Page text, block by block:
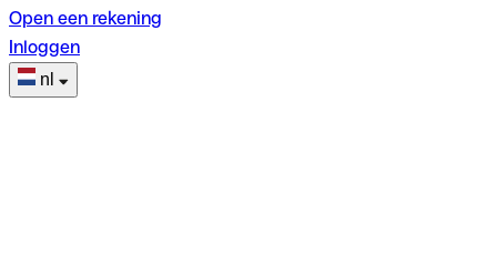
Open een rekening
Inloggen
nl